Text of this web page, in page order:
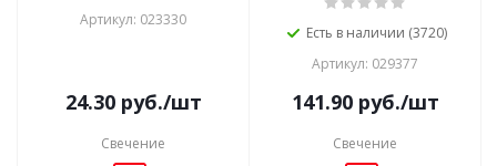
Артикул: 023330
24.30руб./шт
Свечение
Есть в наличии (3720)
Артикул: 029377
141.90руб./шт
Свечение